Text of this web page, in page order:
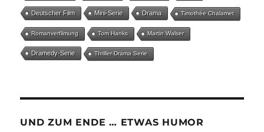
Deutscher Film Mini-Serie Drama Timothée Chalamet
Romanverfilmung Tom Hanks Martin Walser
Dramedy-Serie Thriller-Drama Serie
UND ZUM ENDE … ETWAS HUMOR